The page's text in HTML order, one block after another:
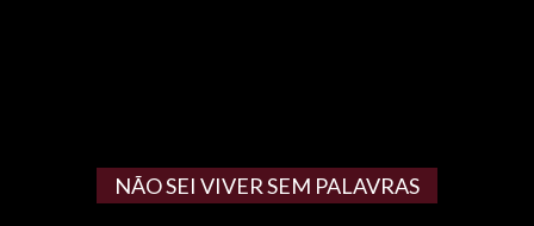
NÃO SEI VIVER SEM PALAVRAS